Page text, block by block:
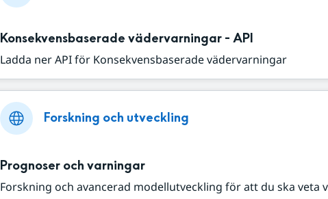
Konsekvensbaserade vädervarningar - API
Ladda ner API för Konsekvensbaserade vädervarningar
Forskning och utveckling
Prognoser och varningar
Forskning och avancerad modellutveckling för att du ska veta